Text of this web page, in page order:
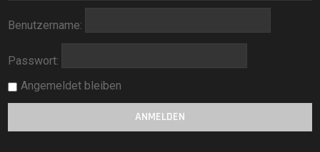
Benutzername:
Passwort:
Angemeldet bleiben